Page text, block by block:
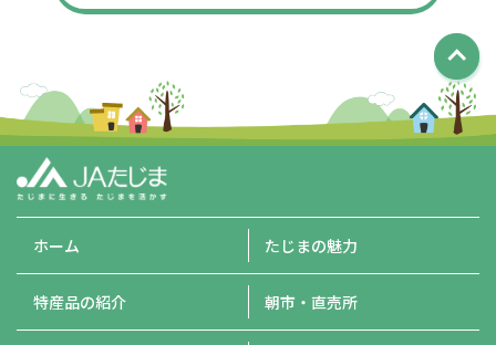
ホーム たじまの魅力
特産品の紹介 朝市・直売所